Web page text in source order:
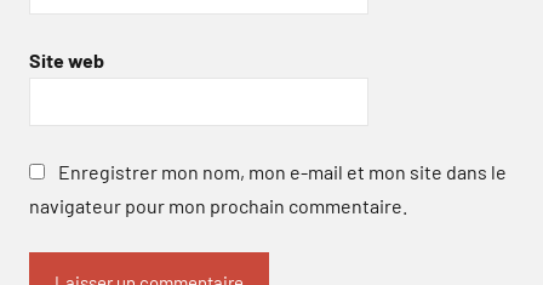
Site web
Enregistrer mon nom, mon e-mail et mon site dans le
navigateur pour mon prochain commentaire.